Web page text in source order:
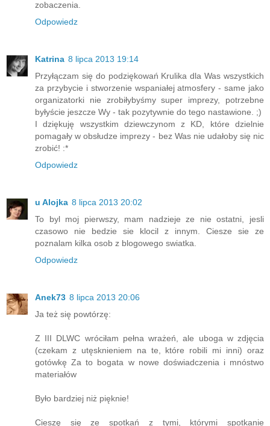
zobaczenia.
Odpowiedz
Katrina 8 lipca 2013 19:14
Przyłączam się do podziękowań Krulika dla Was wszystkich
za przybycie i stworzenie wspaniałej atmosfery - same jako
organizatorki nie zrobiłybyśmy super imprezy, potrzebne
byłyście jeszcze Wy - tak pozytywnie do tego nastawione. ;)
I dziękuję wszystkim dziewczynom z KD, które dzielnie
pomagały w obsłudze imprezy - bez Was nie udałoby się nic
zrobić! :*
Odpowiedz
u Alojka 8 lipca 2013 20:02
To byl moj pierwszy, mam nadzieje ze nie ostatni, jesli
czasowo nie bedzie sie klocil z innym. Ciesze sie ze
poznalam kilka osob z blogowego swiatka.
Odpowiedz
Anek73 8 lipca 2013 20:06
Ja też się powtórzę:
Z III DLWC wróciłam pełna wrażeń, ale uboga w zdjęcia
(czekam z utęsknieniem na te, które robili mi inni) oraz
gotówkę Za to bogata w nowe doświadczenia i mnóstwo
materiałów
Było bardziej niż pięknie!
Cieszę się ze spotkań z tymi, którymi spotkanie